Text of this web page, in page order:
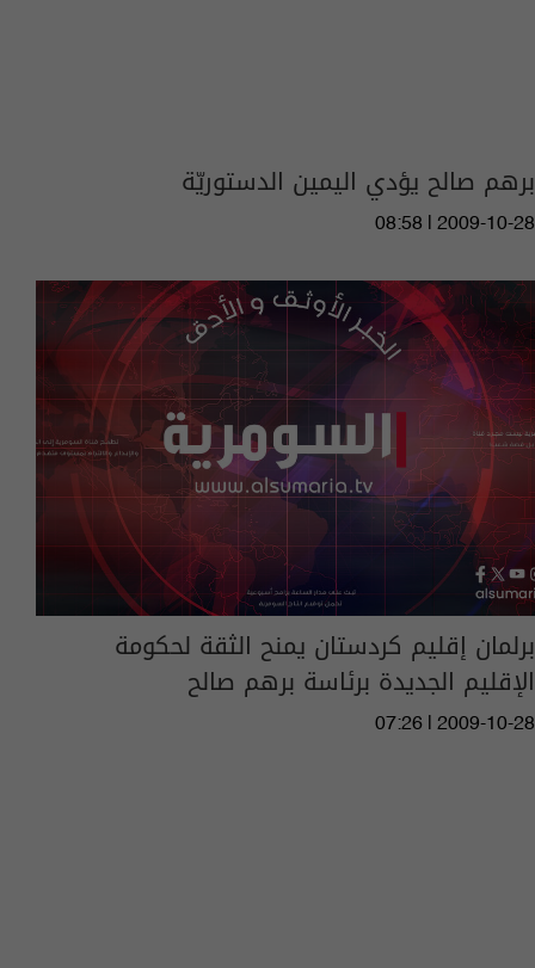
برهم صالح يؤدي اليمين الدستوريّة
08:58 | 2009-10-28
برلمان إقليم كردستان يمنح الثقة لحكومة
الإقليم الجديدة برئاسة برهم صالح
07:26 | 2009-10-28